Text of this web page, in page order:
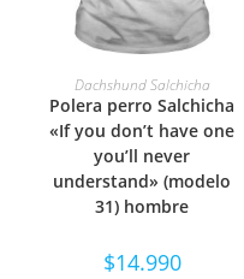
SELECCIONAR OPCIONES
Dachshund Salchicha
Polera perro Salchicha
«If you don’t have one
you’ll never
understand» (modelo
31) hombre
$14.990